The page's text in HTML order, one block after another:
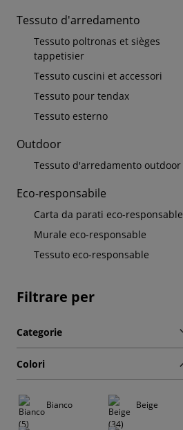
Tessuto d'arredamento
Tessuto poltronas et sièges
tappetisier
Tessuto cuscini et accessori
Tessuto pour tendax
Tessuto esterno
Outdoor
Tessuto d'arredamento outdoor
Eco-responsabile
Carta da parati eco-responsable
Murale eco-responsable
Tessuto eco-responsable
Filtrare per
Categorie
Colori
Bianco Beige